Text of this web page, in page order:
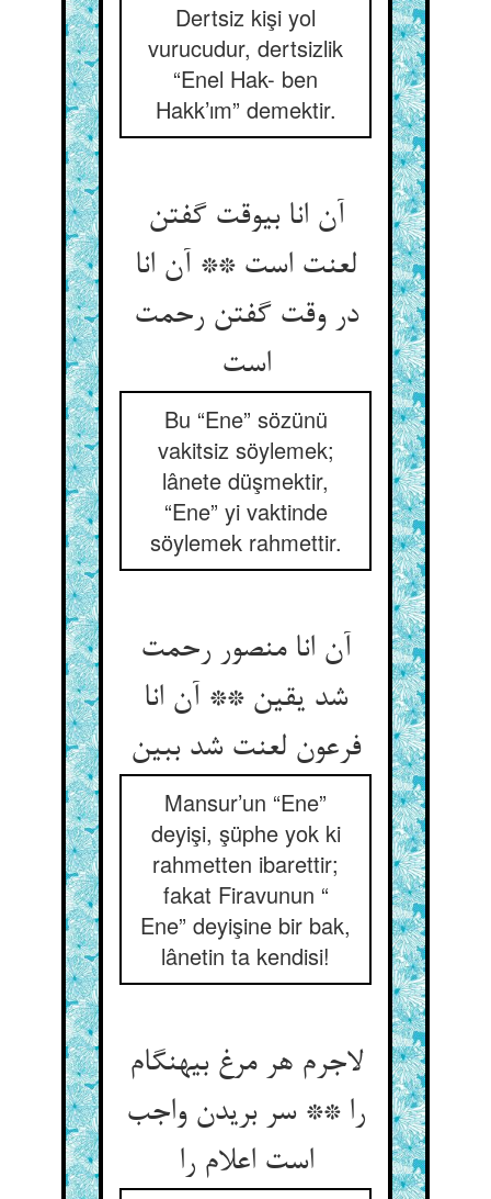
Dertsiz kişi yol
vurucudur, dertsizlik
“Enel Hak- ben
Hakk’ım” demektir.
آن انا بی‏وقت گفتن
لعنت است ** آن انا
در وقت گفتن رحمت
است‏
Bu “Ene” sözünü
vakitsiz söylemek;
lânete düşmektir,
“Ene” yi vaktinde
söylemek rahmettir.
آن انا منصور رحمت
شد یقین ** آن انا
فرعون لعنت شد ببین‏
Mansur’un “Ene”
deyişi, şüphe yok ki
rahmetten ibarettir;
fakat Firavunun “
Ene” deyişine bir bak,
lânetin ta kendisi!
لاجرم هر مرغ بی‏هنگام
را ** سر بریدن واجب
است اعلام را